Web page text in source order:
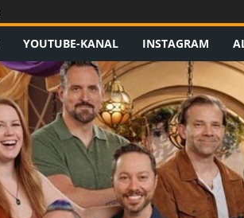
YOUTUBE-KANAL INSTAGRAM